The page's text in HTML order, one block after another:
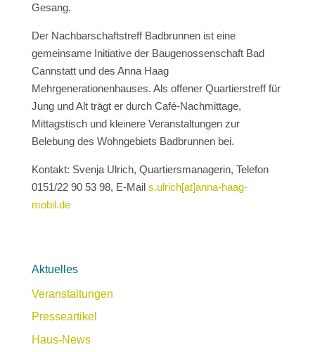
Gesang.
Der Nachbarschaftstreff Badbrunnen ist eine
gemeinsame Initiative der Baugenossenschaft Bad
Cannstatt und des Anna Haag
Mehrgenerationenhauses. Als offener Quartierstreff für
Jung und Alt trägt er durch Café-Nachmittage,
Mittagstisch und kleinere Veranstaltungen zur
Belebung des Wohngebiets Badbrunnen bei.
Kontakt: Svenja Ulrich, Quartiersmanagerin, Telefon
0151/22 90 53 98, E-Mail s.ulrich[at]anna-haag-
mobil.de
Aktuelles
Veranstaltungen
Presseartikel
Haus-News